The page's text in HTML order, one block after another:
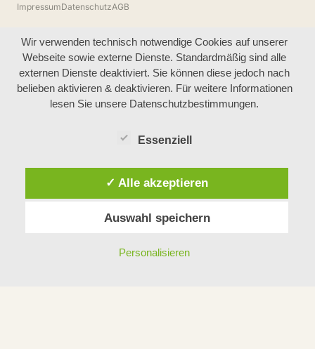
ImpressumDatenschutzAGB
Wir verwenden technisch notwendige Cookies auf unserer
Webseite sowie externe Dienste. Standardmäßig sind alle
externen Dienste deaktiviert. Sie können diese jedoch nach
belieben aktivieren & deaktivieren. Für weitere Informationen
lesen Sie unsere Datenschutzbestimmungen.
Essenziell
✓ Alle akzeptieren
Auswahl speichern
Personalisieren